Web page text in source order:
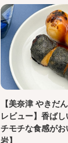
【美奈津 やきだ
レビュー】香ば
チモチな食感が
岩】